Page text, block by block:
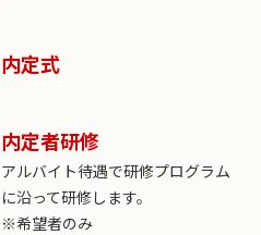
内定式
内定者研修
アルバイト待遇で研修プログラム
に沿って研修します。
※希望者のみ